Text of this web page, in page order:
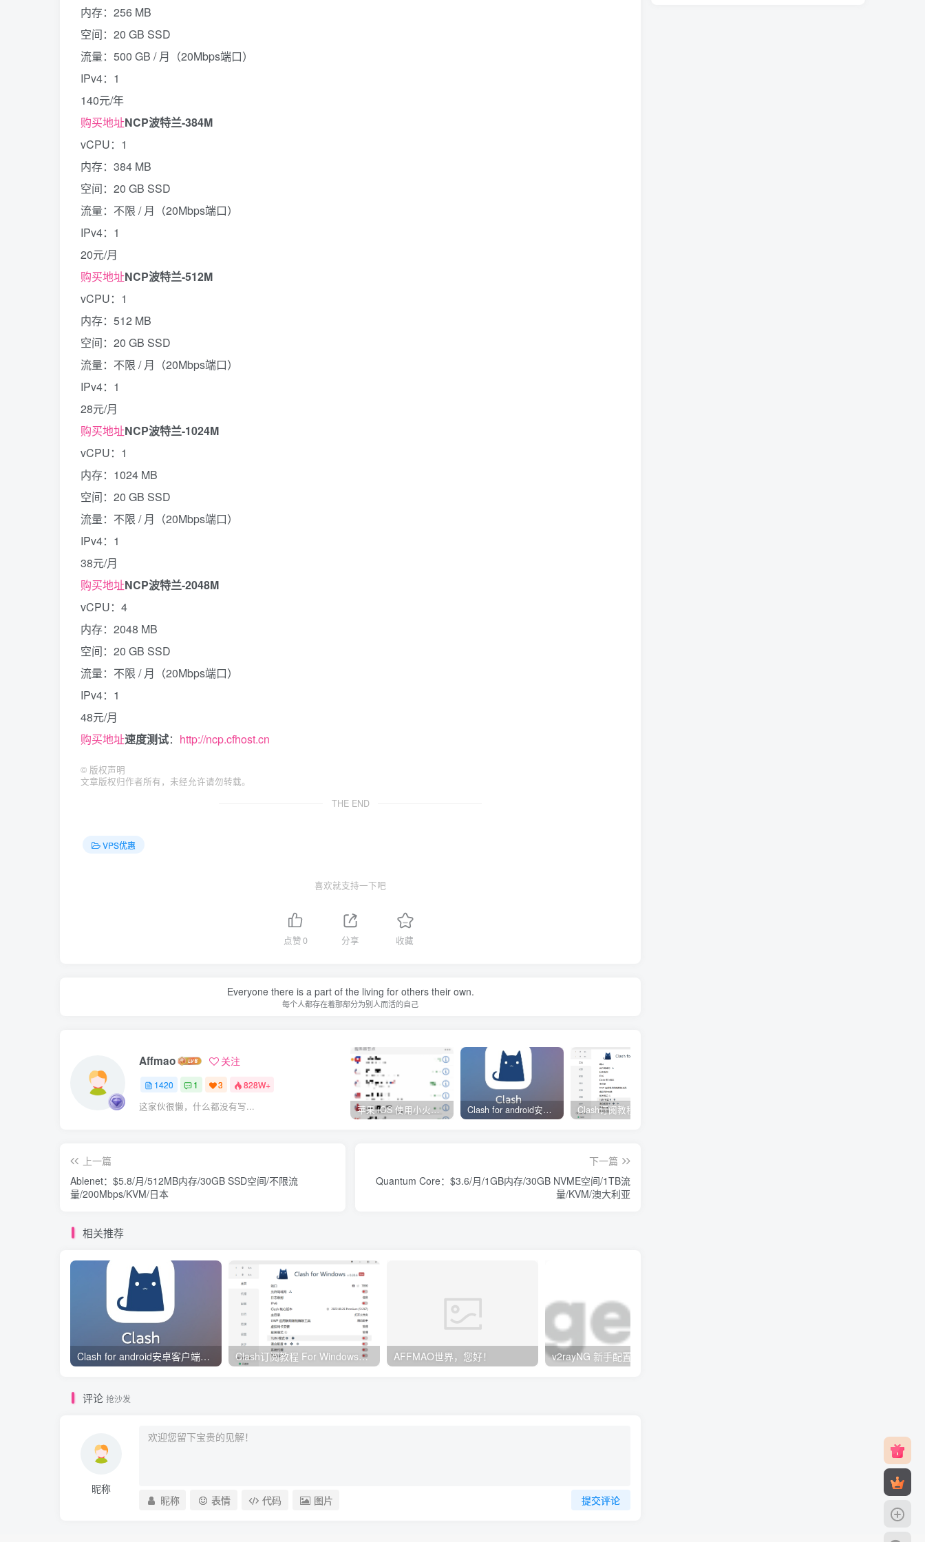
内存：256 MB
空间：20 GB SSD
流量：500 GB / 月（20Mbps端口）
IPv4：1
140元/年
购买地址NCP波特兰-384M
vCPU：1
内存：384 MB
空间：20 GB SSD
流量：不限 / 月（20Mbps端口）
IPv4：1
20元/月
购买地址NCP波特兰-512M
vCPU：1
内存：512 MB
空间：20 GB SSD
流量：不限 / 月（20Mbps端口）
IPv4：1
28元/月
购买地址NCP波特兰-1024M
vCPU：1
内存：1024 MB
空间：20 GB SSD
流量：不限 / 月（20Mbps端口）
IPv4：1
38元/月
购买地址NCP波特兰-2048M
vCPU：4
内存：2048 MB
空间：20 GB SSD
流量：不限 / 月（20Mbps端口）
IPv4：1
48元/月
购买地址速度测试： http://ncp.cfhost.cn
© 版权声明
文章版权归作者所有，未经允许请勿转载。
THE END
VPS优惠
喜欢就支持一下吧
点赞0 分享 收藏
Everyone there is a part of the living for others their own.
每个人都存在着那部分为别人而活的自己
Affmao 关注
1420 1 3 828W+
这家伙很懒，什么都没有写... 苹果 iOS 使用小火箭(shadowrocket)新手教程 Clash for android安卓客户端保姆级新手使用教程
上一篇
Ablenet：$5.8/月/512MB内存/30GB SSD空间/不限流
量/200Mbps/KVM/日本
下一篇
Quantum Core：$3.6/月/1GB内存/30GB NVME空间/1TB流
量/KVM/澳大利亚
相关推荐
Clash for android安卓客户端保姆级新手使用教程 Clash订阅教程 For Windows中文使用图文教程 AFFMAO世界，您好！
评论 抢沙发
昵称
提交评论
昵称 表情 代码 图片